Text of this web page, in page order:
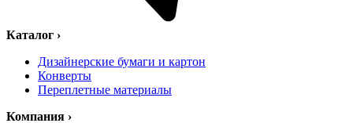
Каталог ›
Дизайнерские бумаги и картон
Конверты
Переплетные материалы
Компания ›